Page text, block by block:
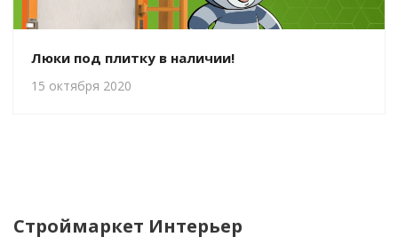
Люки под плитку в наличии!
15 октября 2020
Строймаркет Интерьер